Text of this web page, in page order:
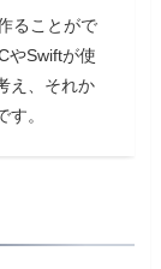
ることがで
やSwiftが使
え、それか
。